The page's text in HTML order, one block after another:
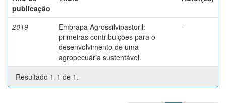
publicação
2019
Embrapa Agrossilvipastoril:
primeiras contribuições para o
desenvolvimento de uma
agropecuária sustentável.
-
Resultado 1-1 de 1.